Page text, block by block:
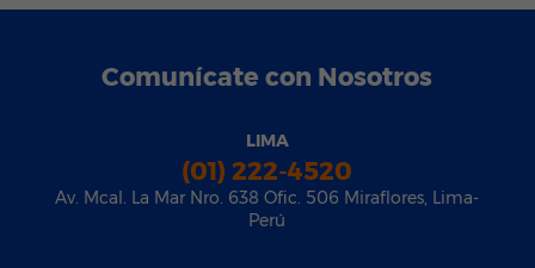
Comunícate con Nosotros
LIMA
(01) 222-4520
Av. Mcal. La Mar Nro. 638 Ofic. 506 Miraflores, Lima-
Perú